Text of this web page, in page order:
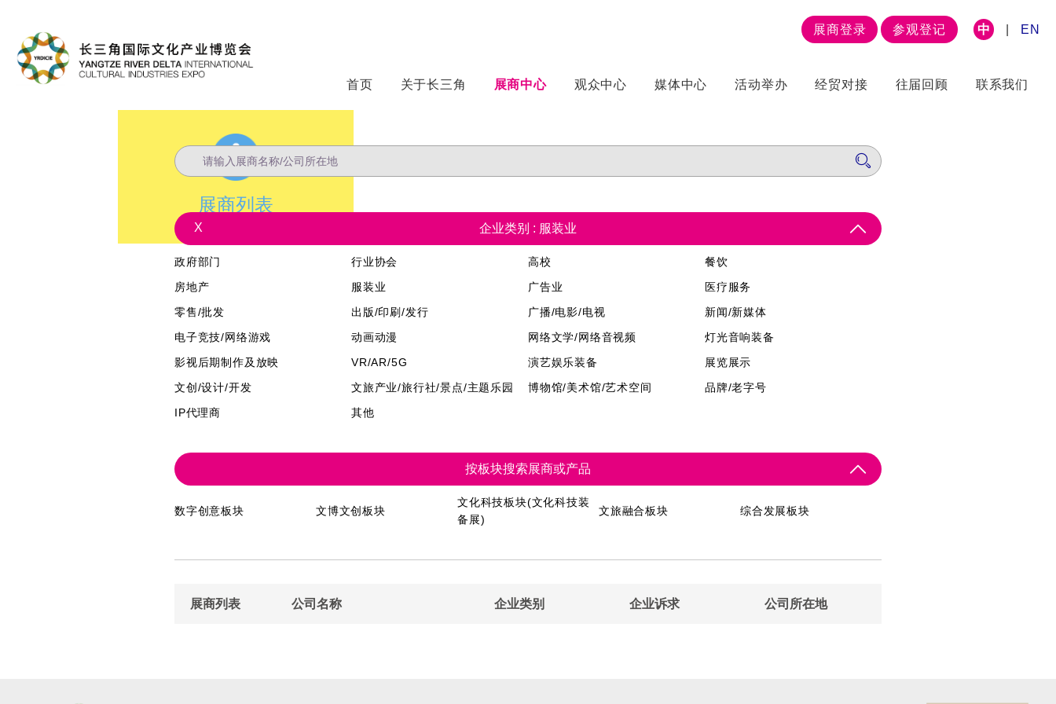
展商登录 参观登记 中 EN
首页 关于长三角 展商中心 观众中心 媒体中心 活动举办 经贸对接 往届回顾 联系我们
展商列表
企业类别 : 服装业
X
政府部门 行业协会 高校
餐饮
房地产
服装业 广告业
医疗服务
零售/批发
出版/印刷/发行 广播/电影/电视
新闻/新媒体
电子竞技/网络游戏
动画动漫 网络文学/网络音视频
灯光音响装备
影视后期制作及放映
VR/AR/5G 演艺娱乐装备
展览展示
文创/设计/开发
文旅产业/旅行社/景点/主题乐园 博物馆/美术馆/艺术空间
品牌/老字号
IP代理商
其他
按板块搜索展商或产品
数字创意板块 文博文创板块
文化科技板块(文化科技装
备展)
文旅融合板块 综合发展板块
展商列表 公司名称 企业类别 企业诉求 公司所在地